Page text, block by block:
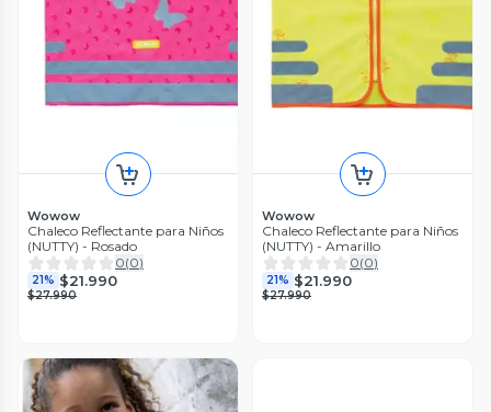
Wowow
Chaleco Reflectante para Niños
(NUTTY) - Rosado
0(0)
21% $21.990
$27.990
Wowow
Chaleco Reflectante para Niños
(NUTTY) - Amarillo
0(0)
21% $21.990
$27.990